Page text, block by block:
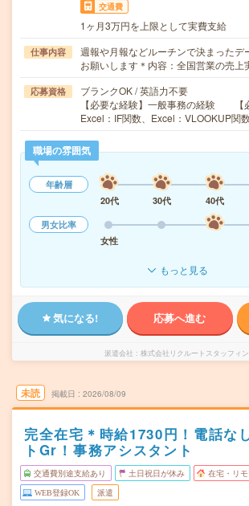
交通費
1ヶ月3万円を上限として実費支給
仕事内容
週報や月報などルーチンで決まったデ
お願いします＊内容：全国営業の売
応募資格
ブランクOK / 英語力不要
【必要な経験】一般事務の経験 【
Excel：IF関数、Excel：VLOOKUP関
職場の雰囲気
年齢層
20代
30代 40代
男女比率
女性
もっと見る
気になる! 応募へ進む
派遣会社 株式会社リクルートスタッフィ
未読 掲載日 2026/08/09
完全在宅＊時給1730円！電話な
トGr！事務アシスタント
交通費別途支給あり 土日祝日が休み 在宅・リモ
WEB登録OK 派遣